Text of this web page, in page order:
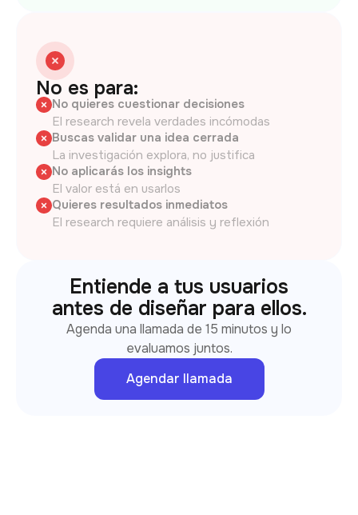
No es para:
No quieres cuestionar decisiones
El research revela verdades incómodas
Buscas validar una idea cerrada
La investigación explora, no justifica
No aplicarás los insights
El valor está en usarlos
Quieres resultados inmediatos
El research requiere análisis y reflexión
Entiende a tus usuarios
antes de diseñar para ellos.
Agenda una llamada de 15 minutos y lo
evaluamos juntos.
Agendar llamada